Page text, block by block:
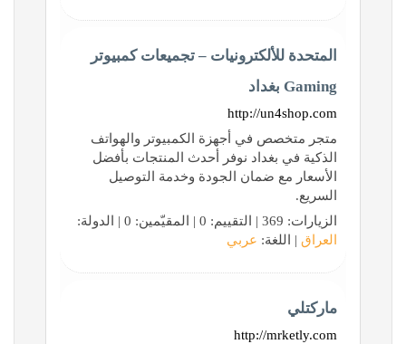
المتحدة للألكترونيات – تجميعات كمبيوتر
Gaming بغداد
http://un4shop.com
متجر متخصص في أجهزة الكمبيوتر والهواتف
الذكية في بغداد نوفر أحدث المنتجات بأفضل
الأسعار مع ضمان الجودة وخدمة التوصيل
السريع.
الزيارات: 369 | التقييم: 0 | المقيّمين: 0 | الدولة:
العراق | اللغة: عربي
ماركتلي
http://mrketly.com